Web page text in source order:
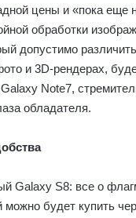
цены и «пока еще
обработки
допустимо
и 3D-рендерах,
Note7,
обладателя.